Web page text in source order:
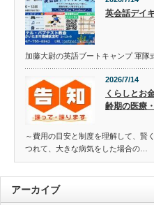
英会話デイ
加藤大尉の英語ブートキャンプ 軍隊
2026/7/14
くらしとお
齢期の医療
～費用の目安と制度を理解して、賢
つれて、大きな病気をした場合の…
アーカイブ